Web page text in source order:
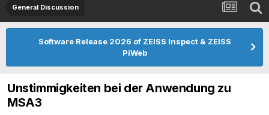
General Discussion
Software Release 2026 of ZEISS Inspect & ZEISS
PiWeb
Unstimmigkeiten bei der Anwendung zu
MSA3